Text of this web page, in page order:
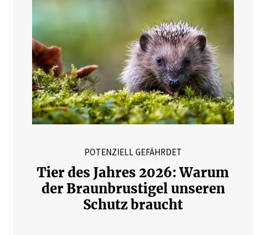
POTENZIELL GEFÄHRDET
Tier des Jahres 2026: Warum
der Braunbrustigel unseren
Schutz braucht